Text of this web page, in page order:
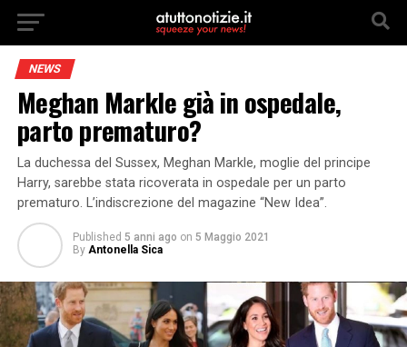
NEWS
Meghan Markle già in ospedale,
parto prematuro?
La duchessa del Sussex, Meghan Markle, moglie del principe
Harry, sarebbe stata ricoverata in ospedale per un parto
prematuro. L’indiscrezione del magazine “New Idea”.
Published 5 anni ago on 5 Maggio 2021
By Antonella Sica